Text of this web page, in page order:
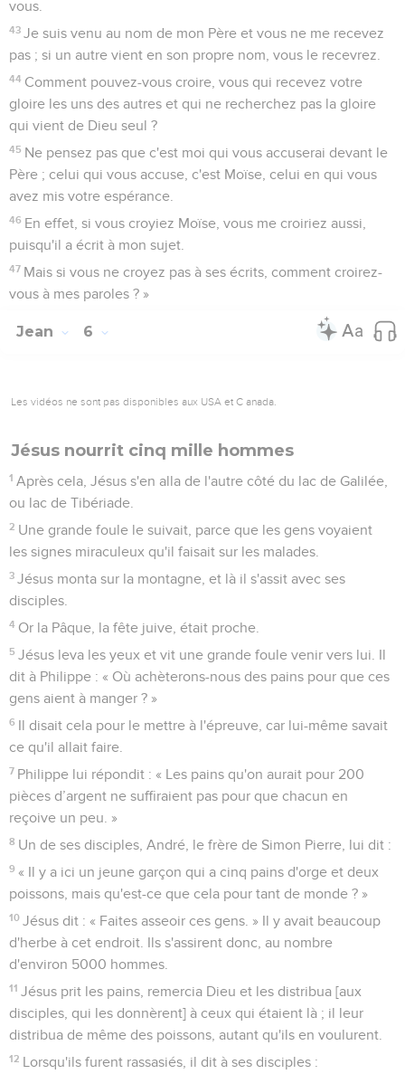
vous.
43 Je suis venu au nom de mon Père et vous ne me recevez
pas ; si un autre vient en son propre nom, vous le recevrez.
44 Comment pouvez-vous croire, vous qui recevez votre
gloire les uns des autres et qui ne recherchez pas la gloire
qui vient de Dieu seul ?
45 Ne pensez pas que c'est moi qui vous accuserai devant le
Père ; celui qui vous accuse, c'est Moïse, celui en qui vous
avez mis votre espérance.
46 En effet, si vous croyiez Moïse, vous me croiriez aussi,
puisqu'il a écrit à mon sujet.
47 Mais si vous ne croyez pas à ses écrits, comment croirez-
vous à mes paroles ? »
Jean 6
Les vidéos ne sont pas disponibles aux USA et C anada.
Jésus nourrit cinq mille hommes
1 Après cela, Jésus s'en alla de l'autre côté du lac de Galilée,
ou lac de Tibériade.
2 Une grande foule le suivait, parce que les gens voyaient
les signes miraculeux qu'il faisait sur les malades.
3 Jésus monta sur la montagne, et là il s'assit avec ses
disciples.
4 Or la Pâque, la fête juive, était proche.
5 Jésus leva les yeux et vit une grande foule venir vers lui. Il
dit à Philippe : « Où achèterons-nous des pains pour que ces
gens aient à manger ? »
6 Il disait cela pour le mettre à l'épreuve, car lui-même savait
ce qu'il allait faire.
7 Philippe lui répondit : « Les pains qu'on aurait pour 200
pièces d’argent ne suffiraient pas pour que chacun en
reçoive un peu. »
8 Un de ses disciples, André, le frère de Simon Pierre, lui dit :
9 « Il y a ici un jeune garçon qui a cinq pains d'orge et deux
poissons, mais qu'est-ce que cela pour tant de monde ? »
10 Jésus dit : « Faites asseoir ces gens. » Il y avait beaucoup
d'herbe à cet endroit. Ils s'assirent donc, au nombre
d'environ 5000 hommes.
11 Jésus prit les pains, remercia Dieu et les distribua [aux
disciples, qui les donnèrent] à ceux qui étaient là ; il leur
distribua de même des poissons, autant qu'ils en voulurent.
12 Lorsqu'ils furent rassasiés, il dit à ses disciples :